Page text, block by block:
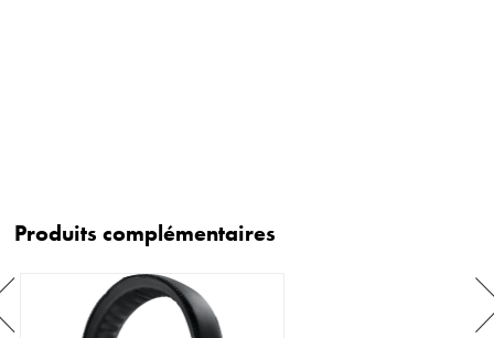
Produits complémentaires